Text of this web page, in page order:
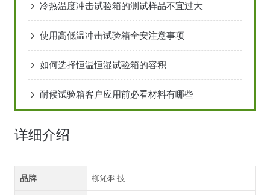
冷热温度冲击试验箱的测试样品不宜过大
使用高低温冲击试验箱全安注意事项
如何选择恒温恒湿试验箱的容积
耐候试验箱客户应用前必看材料有哪些
详细介绍
品牌 柳沁科技